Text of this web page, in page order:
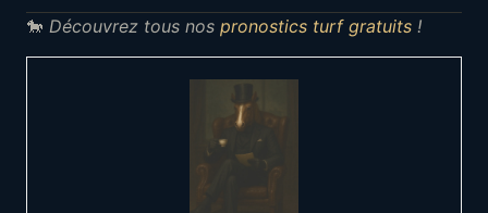
🐎 Découvrez tous nos pronostics turf gratuits !